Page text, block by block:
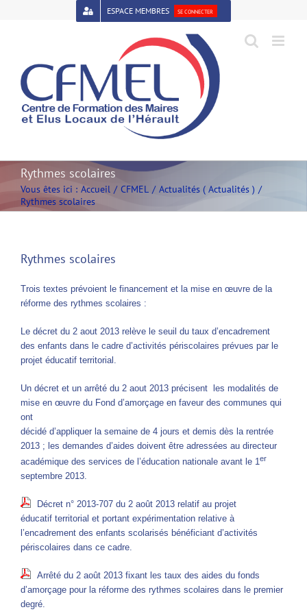
Open toolbar
ESPACE MEMBRES SE CONNECTER
Rythmes scolaires
Vous êtes ici : Accueil CFMEL
Actualités ( Actualités )
Rythmes scolaires
Rythmes scolaires
Trois textes prévoient le financement et la mise en œuvre de la
réforme des rythmes scolaires :
Le décret du 2 aout 2013 relève le seuil du taux d’encadrement
des enfants dans le cadre d’activités périscolaires prévues par le
projet éducatif territorial.
Un décret et un arrêté du 2 aout 2013 précisent les modalités de
mise en œuvre du Fond d’amorçage en faveur des communes qui
ont
décidé d’appliquer la semaine de 4 jours et demis dès la rentrée
2013 ; les demandes d’aides doivent être adressées au directeur
académique des services de l’éducation nationale avant le 1er
septembre 2013.
Décret n° 2013-707 du 2 août 2013 relatif au projet
éducatif territorial et portant expérimentation relative à
l’encadrement des enfants scolarisés bénéficiant d’activités
périscolaires dans ce cadre.
Arrêté du 2 août 2013 fixant les taux des aides du fonds
d’amorçage pour la réforme des rythmes scolaires dans le premier
degré.